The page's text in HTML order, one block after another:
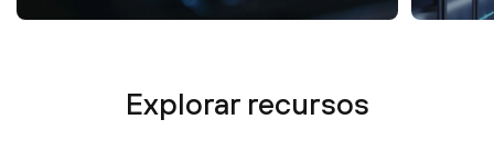
Explorar recursos